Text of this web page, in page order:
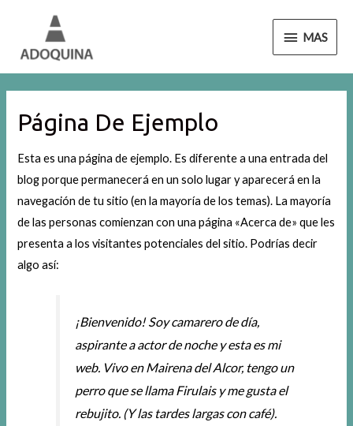
MAS
Página De Ejemplo
Esta es una página de ejemplo. Es diferente a una entrada del
blog porque permanecerá en un solo lugar y aparecerá en la
navegación de tu sitio (en la mayoría de los temas). La mayoría
de las personas comienzan con una página «Acerca de» que les
presenta a los visitantes potenciales del sitio. Podrías decir
algo así:
¡Bienvenido! Soy camarero de día,
aspirante a actor de noche y esta es mi
web. Vivo en Mairena del Alcor, tengo un
perro que se llama Firulais y me gusta el
rebujito. (Y las tardes largas con café).